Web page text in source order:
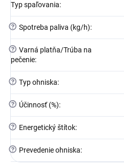
Typ spaľovania:
? Spotreba paliva (kg/h):
? Varná platňa/Trúba na
pečenie:
? Typ ohniska:
? Účinnosť (%):
? Energetický štítok:
? Prevedenie ohniska: